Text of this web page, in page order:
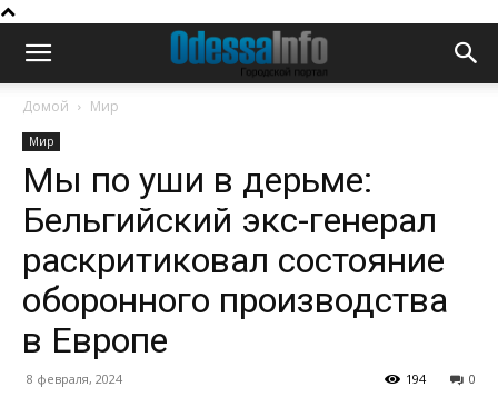
Домой Мир
Мир
Мы по уши в дерьме:
Бельгийский экс-генерал
раскритиковал состояние
оборонного производства
в Европе
8 февраля, 2024 0
194